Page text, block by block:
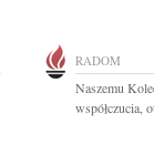
RADOM
Naszemu
współczucia,